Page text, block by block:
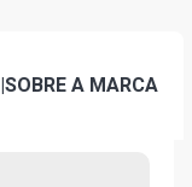
|SOBRE A MARCA